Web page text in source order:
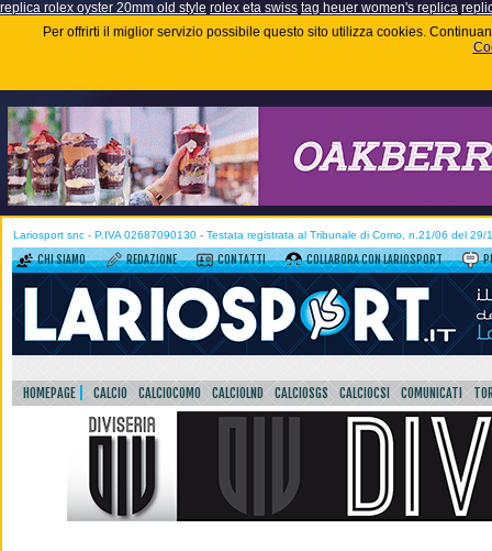
replica rolex oyster 20mm old style rolex eta swiss tag heuer women's replica
Per offrirti il miglior servizio possibile questo sito utilizza cookies.
Lariosport snc - P.IVA 02687090130 - Testata registrata al Tribunale di Como, n.21/06 del 29/
CHI SIAMO REDAZIONE CONTATTI COLLABORA CON LARIOSPORT
HOMEPAGE CALCIO CALCIOCOMO CALCIOLND CALCIOSGS CALCIOCSI COMUNICATI